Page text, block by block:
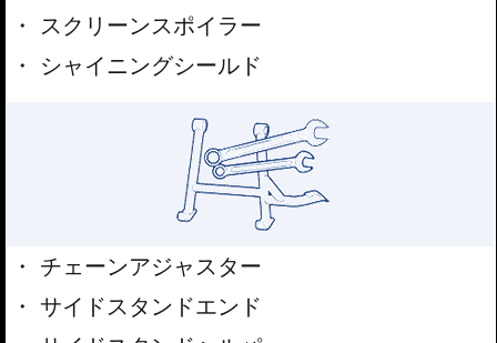
スクリーンスポイラー
シャイニングシールド
チェーンアジャスター
サイドスタンドエンド